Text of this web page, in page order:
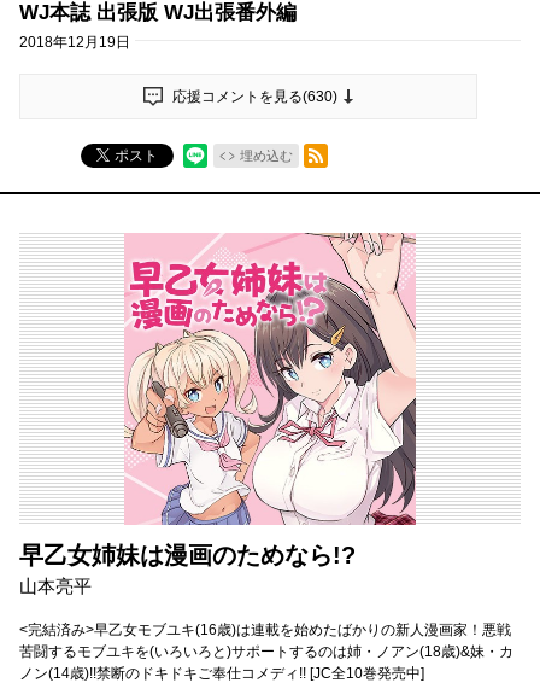
WJ本誌 出張版 WJ出張番外編
2018年12月19日
応援コメントを見る(630)
ポスト 埋め込む
RSSフィード
早乙女姉妹は漫画のためなら!?
山本亮平
<完結済み>早乙女モブユキ(16歳)は連載を始めたばかりの新人漫画家！悪戦
苦闘するモブユキを(いろいろと)サポートするのは姉・ノアン(18歳)&妹・カ
ノン(14歳)!!禁断のドキドキご奉仕コメディ!! [JC全10巻発売中]